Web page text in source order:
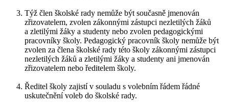
Týž člen školské rady nemůže být současně jmenován
zřizovatelem, zvolen zákonnými zástupci nezletilých žáků
a zletilými žáky a studenty nebo zvolen pedagogickými
pracovníky školy. Pedagogický pracovník školy nemůže být
zvolen za člena školské rady této školy zákonnými zástupci
nezletilých žáků a zletilými žáky a studenty ani jmenován
zřizovatelem nebo ředitelem školy.
Ředitel školy zajistí v souladu s volebním řádem řádné
uskutečnění voleb do školské rady.